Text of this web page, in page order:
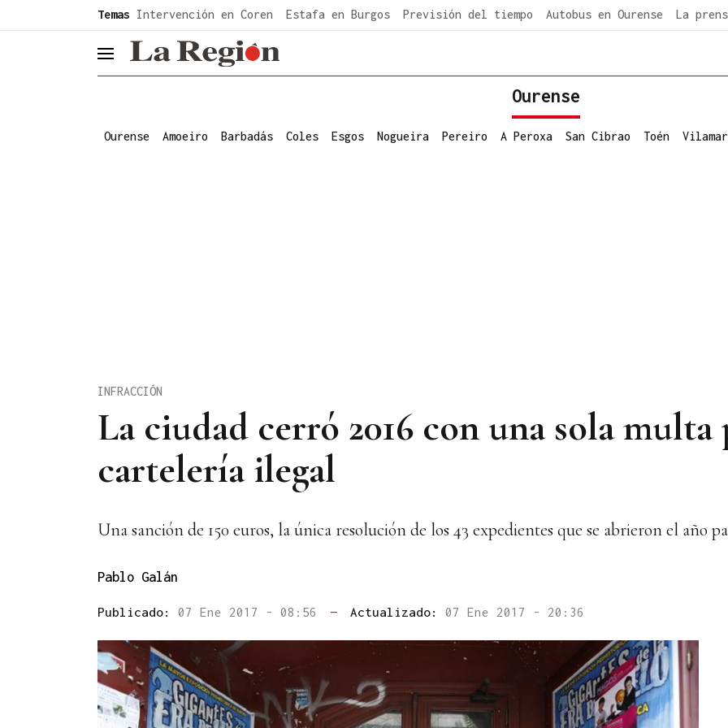
Temas Intervención en Coren Estafa en Burgos Previsión del tiempo Autobus en Ourense La
header.menu.open
Ourense
Ourense Amoeiro Barbadás Coles Esgos Nogueira Pereiro A Peroxa San Cibrao Toén
La ciudad cerró 2016 con una sola multa
cartelería ilegal
INFRACCIÓN
Una sanción de 150 euros, la única resolución de los 43 expedientes que se abrieron el año
Pablo Galán
Publicado: 07 Ene 2017 - 08:56 — Actualizado: 07 Ene 2017 - 20:36